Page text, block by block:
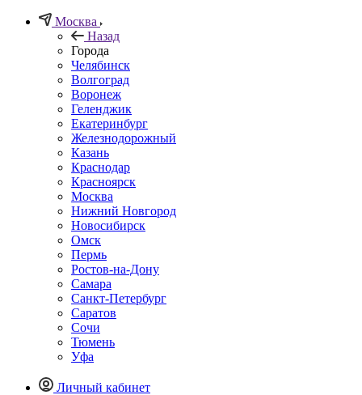
Москва
Назад
Города
Челябинск
Волгоград
Воронеж
Геленджик
Екатеринбург
Железнодорожный
Казань
Краснодар
Красноярск
Москва
Нижний Новгород
Новосибирск
Омск
Пермь
Ростов-на-Дону
Самара
Санкт-Петербург
Саратов
Сочи
Тюмень
Уфа
Личный кабинет